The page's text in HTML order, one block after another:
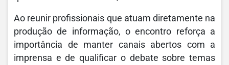
Ao reunir profissionais que atuam diretamente na
produção de informação, o encontro reforça a
importância de manter canais abertos com a
imprensa e de qualificar o debate sobre temas